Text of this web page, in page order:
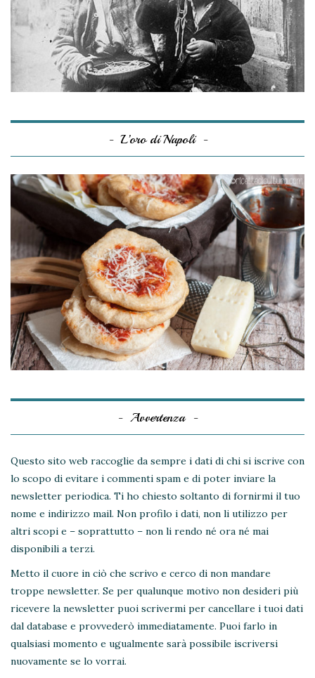
L’oro di Napoli
Avvertenza
Questo sito web raccoglie da sempre i dati di chi si iscrive con
lo scopo di evitare i commenti spam e di poter inviare la
newsletter periodica. Ti ho chiesto soltanto di fornirmi il tuo
nome e indirizzo mail. Non profilo i dati, non li utilizzo per
altri scopi e – soprattutto – non li rendo né ora né mai
disponibili a terzi.
Metto il cuore in ciò che scrivo e cerco di non mandare
troppe newsletter. Se per qualunque motivo non desideri più
ricevere la newsletter puoi scrivermi per cancellare i tuoi dati
dal database e provvederò immediatamente. Puoi farlo in
qualsiasi momento e ugualmente sarà possibile iscriversi
nuovamente se lo vorrai.